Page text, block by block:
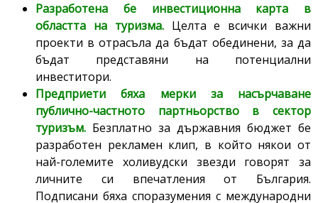
Разработена бе инвестиционна карта в
областта на туризма. Целта е всички важни
проекти в отрасъла да бъдат обединени, за да
бъдат представяни на потенциални
инвеститори.
Предприети бяха мерки за насърчаване
публично-частното партньорство в сектор
туризъм. Безплатно за държавния бюджет бе
разработен рекламен клип, в който някои от
най-големите холивудски звезди говорят за
личните си впечатления от България.
Подписани бяха споразумения с международни